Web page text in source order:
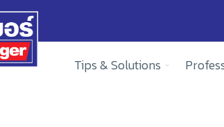
Tips & Solutions